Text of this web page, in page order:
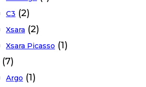
C3 (2)
Xsara (2)
Xsara Picasso (1)
(7)
Argo (1)